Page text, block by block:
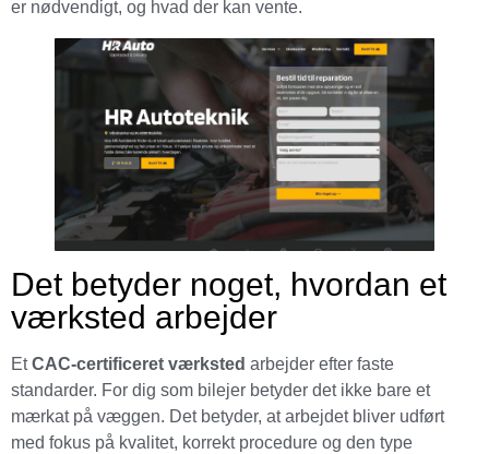
er nødvendigt, og hvad der kan vente.
Det betyder noget, hvordan et
værksted arbejder
EtCAC-certificeret værksted arbejder efter faste
standarder. For dig som bilejer betyder det ikke bare et
mærkat på væggen. Det betyder, at arbejdet bliver udført
med fokus på kvalitet, korrekt procedure og den type